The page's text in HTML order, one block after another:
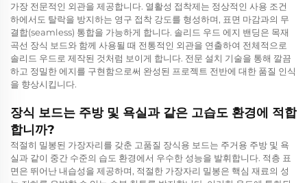
가장 전문적인 외관을 제공합니다. 열활성 접착제는 정상적인 사용 조건
하에서도 탈락을 방지하는 영구 접착 강도를 형성하며, 표면 마감과의 무
결합(seamless) 통합을 가능하게 합니다. 솔리드 우드 에지 밴딩은 목재
곡선 장식 보드와 함께 사용될 때 전통적인 외관을 연출하여 전체적으로
솔리드 우드로 제작된 것처럼 보이게 합니다. 전문 설치 기술을 통해 깔끔
하고 정밀한 에지를 구현함으로써 완성된 프로젝트 전반에 대한 품질 인식
을 향상시킵니다.
장식 보드는 주방 및 욕실과 같은 고습도 환경에 적합
합니까?
적절히 밀봉된 가장자리를 갖춘 고품질 장식용 보드는 주거용 주방 및 욕
실과 같이 중간 수준의 습도 환경에서 우수한 성능을 발휘합니다. 적층 표
면은 뛰어난 내습성을 제공하며, 적절한 가장자리 밀봉은 핵심 재료의 성